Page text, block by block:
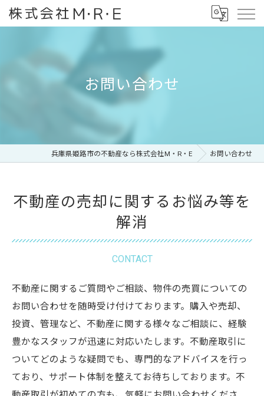
お問い合わせ
兵庫県姫路市の不動産なら株式会社M・R・E お問い合わせ
不動産の売却に関するお悩み等を
解消
CONTACT
不動産に関するご質問やご相談、物件の売買についての
お問い合わせを随時受け付けております。購入や売却、
投資、管理など、不動産に関する様々なご相談に、経験
豊かなスタッフが迅速に対応いたします。不動産取引に
ついてどのような疑問でも、専門的なアドバイスを行っ
ており、サポート体制を整えてお待ちしております。不